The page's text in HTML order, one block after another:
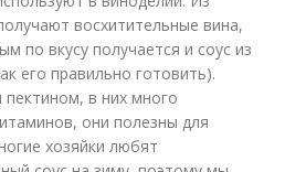
восхитительные вина,
по вкусу получается и соус из
его правильно готовить).
в них много
они полезны для
хозяйки любят